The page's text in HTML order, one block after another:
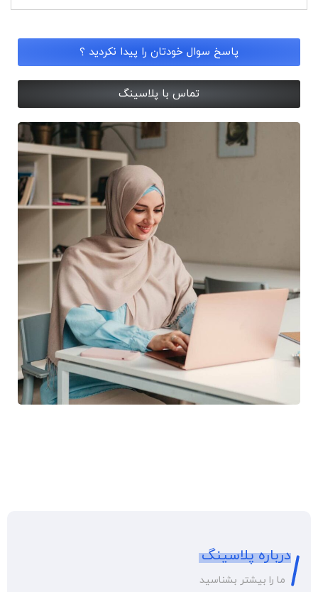
پاسخ سوال خودتان را پیدا نکردید ؟
تماس با پلاسینگ
درباره پلاسینگ
ما را بیشتر بشناسید